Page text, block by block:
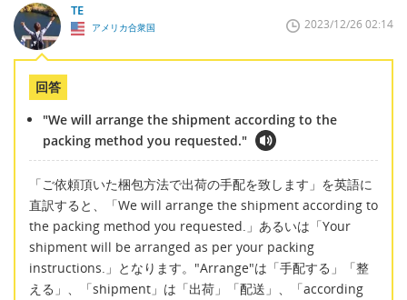
TE
アメリカ合衆国 2023/12/26 02:14
回答
"We will arrange the shipment according to the
packing method you requested."
「ご依頼頂いた梱包方法で出荷の手配を致します」を英語に
直訳すると、「We will arrange the shipment according to
the packing method you requested.」あるいは「Your
shipment will be arranged as per your packing
instructions.」となります。"Arrange"は「手配する」「整
える」、「shipment」は「出荷」「配送」、「according